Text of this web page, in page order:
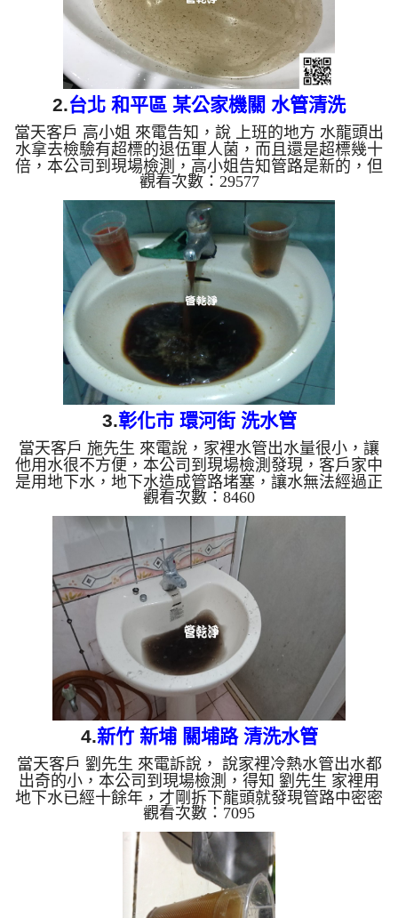
2.台北 和平區 某公家機關 水管清洗
當天客戶 高小姐 來電告知，說 上班的地方 水龍頭出
水拿去檢驗有超標的退伍軍人菌，而且還是超標幾十
倍，本公司到現場檢測，高小姐告知管路是新的，但
不知為什麼會這樣，本公司才剛水龍頭，就發現裡面
有很多東西，二話不說 就架設 管路清洗機 ，開始 清
洗水管 ，黑色的髒水從水龍頭流出，就發現水上有
浮一層油及異物，如下圖及影片，客戶 高小姐 看了
嚇了一跳，怎麼這麼可怕，清洗過程中， 水管清洗
約十個小時後，水管出水已經沒有異物，水也送驗
了， 經過約一個月的時間，報告回復是退伍軍人菌
未檢出，如下圖，努力總算有...
觀看次數：29577
3.彰化市 環河街 洗水管
當天客戶 施先生 來電說，家裡水管出水量很小，讓
他用水很不方便，本公司到現場檢測發現，客戶家中
是用地下水，地下水造成管路堵塞，讓水無法經過正
常流出，本公司架設 管路清洗機 ，開始 清洗水管 ，
黑色的髒水一直從水龍頭流出，而且都有一塊一塊的
異物，如下圖及影片，客戶 施先生 看了嚇了一跳，
清洗過程中，管路堵住兩次，本公司改用特殊工法
洗水管 ， 水管清洗 約四個小時後，水管已正常出
水，施先生 能正常用水了。 清洗水管, 水管清洗, 洗
水管, 熱水管堵塞, 熱水忽冷忽熱, 洗管路...
觀看次數：8460
4.新竹 新埔 關埔路 清洗水管
當天客戶 劉先生 來電訴說， 說家裡冷熱水管出水都
出奇的小，本公司到現場檢測，得知 劉先生 家裡用
地下水已經十餘年，才剛拆下龍頭就發現管路中密密
麻麻的黑色管垢，本公司架設 管路清洗機 ，開始 清
洗水管 ，黑水持續從水龍頭噴出，而且都有帶黑色
異物，如下圖及影片，客戶 劉先生 說才知道原來用
髒水那麼多年，清洗過程中，管路堵住數次，本公司
改用特殊工法 洗水管 ， 水管清洗 約三個小時後，水
管出水已正常，劉先生 能正常用水了。 清洗水管, 水
觀看次數：7095